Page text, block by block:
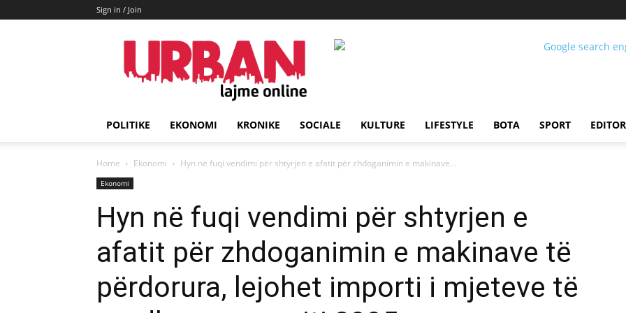
Sign in / Join
URBAN
Lajme
POLITIKE EKONOMI KRONIKE SOCIALE KULTURE LIFESTYLE BOTA SPORT
Home Ekonomi Hyn në fuqi vendimi për shtyrjen e afatit për zhdoganimin e makinave...
Ekonomi
Hyn në fuqi vendimi për shtyrjen e
afatit për zhdoganimin e makinave të
përdorura, lejohet importi i mjeteve të